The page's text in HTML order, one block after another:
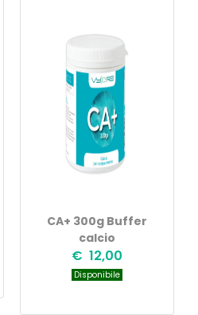
CA+ 300g Buffer
calcio
€ 12,00
Disponibile